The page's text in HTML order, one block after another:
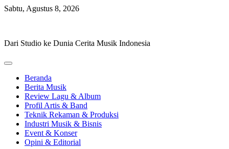
Skip
Sabtu, Agustus 8, 2026
Dari Studio ke Dunia Cerita Musik Indonesia
Beranda
Berita Musik
Review Lagu & Album
Profil Artis & Band
Teknik Rekaman & Produksi
Industri Musik & Bisnis
Event & Konser
Opini & Editorial